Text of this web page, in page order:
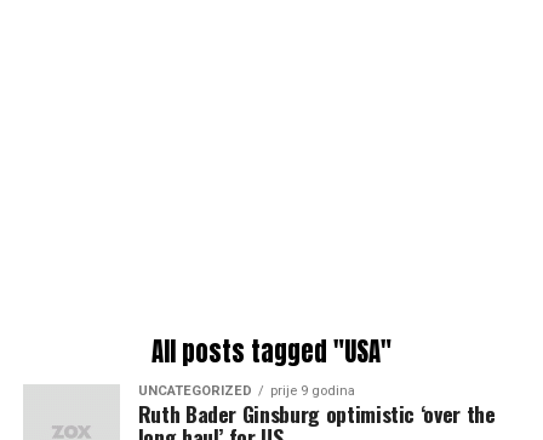
All posts tagged "USA"
UNCATEGORIZED prije 9 godina
Ruth Bader Ginsburg optimistic ‘over the